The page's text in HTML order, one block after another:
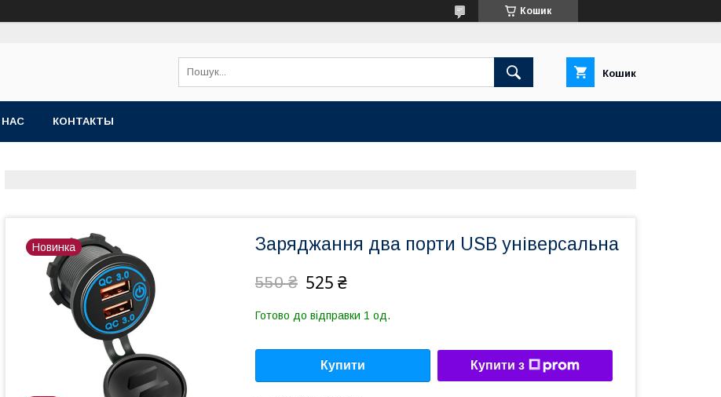
Кошик
Кошик
КОНТАКТЫ
Новинка Заряджання два порти USB універсальна
550 ₴ 525 ₴
Готово до відправки 1 од.
Купити Купити з